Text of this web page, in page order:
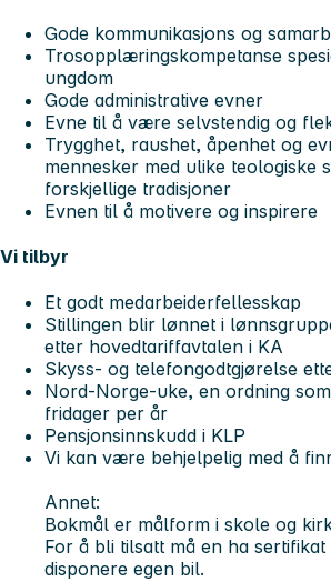
Gode kommunikasjons og
Trosopplæringskompetanse
ungdom
Gode administrative evner
Evne til å være selvstendig og
Trygghet, raushet, åpenhet og
mennesker med ulike teologiske
forskjellige tradisjoner
Evnen til å motivere og inspirere
Vi tilbyr
Et godt medarbeiderfellesskap
Stillingen blir lønnet i
etter hovedtariffavtalen i KA
Skyss- og telefongodtgjørelse
Nord-Norge-uke, en ordning
fridager per år
Pensjonsinnskudd i KLP
Vi kan være behjelpelig med å
Annet:
Bokmål er målform i skole og
For å bli tilsatt må en ha
disponere egen bil.